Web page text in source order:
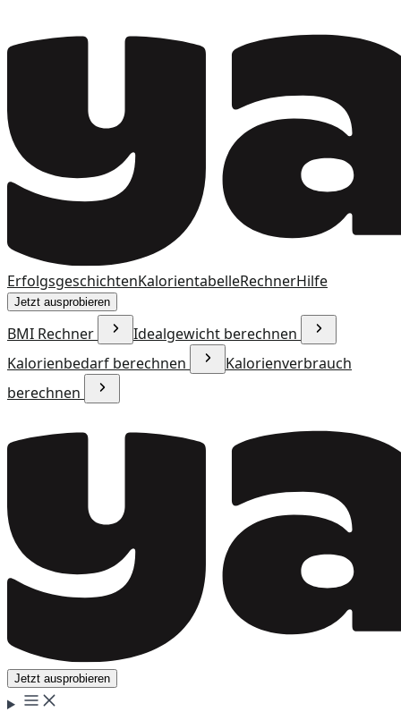
ErfolgsgeschichtenKalorientabelleRechnerHilfe
Jetzt ausprobieren
BMI Rechner
Idealgewicht berechnen
Kalorienbedarf berechnen
Kalorienverbrauch
berechnen
Jetzt ausprobieren